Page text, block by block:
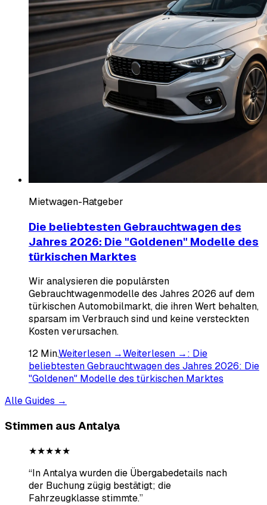
Mietwagen-Ratgeber
Die beliebtesten Gebrauchtwagen des
Jahres 2026: Die "Goldenen" Modelle des
türkischen Marktes
Wir analysieren die populärsten
Gebrauchtwagenmodelle des Jahres 2026 auf dem
türkischen Automobilmarkt, die ihren Wert behalten,
sparsam im Verbrauch sind und keine versteckten
Kosten verursachen.
12 Min.Weiterlesen →Weiterlesen →: Die
beliebtesten Gebrauchtwagen des Jahres 2026: Die
"Goldenen" Modelle des türkischen Marktes
Alle Guides →
Stimmen aus Antalya
★★★★★
“In Antalya wurden die Übergabedetails nach
der Buchung zügig bestätigt; die
Fahrzeugklasse stimmte.”